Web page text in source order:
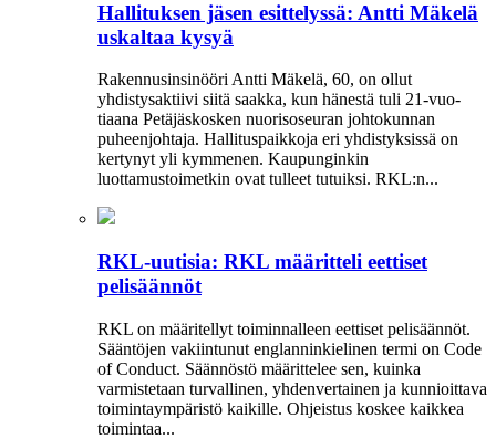
Hallituksen jäsen esittelyssä: Antti Mäkelä
uskaltaa kysyä
Rakennusinsinööri Antti Mäkelä, 60, on ollut
yhdistysaktiivi siitä saakka, kun hänestä tuli 21-vuo­
tiaana Petäjäskosken nuoriso­seuran johtokunnan
puheenjohtaja. Hallituspaikkoja eri yhdistyksissä on
kertynyt yli kymmenen. Kaupunginkin
luottamustoimetkin ovat tulleet tutuiksi. RKL:n...
RKL-uutisia: RKL määritteli eettiset
pelisäännöt
RKL on määritellyt toiminnalleen eettiset peli­säännöt.
Sääntöjen vakiintunut englanninkielinen termi on Code
of Conduct. Säännöstö määrittelee sen, kuinka
varmistetaan turvallinen, yhdenvertainen ja kun­nioittava
toimintaympäristö kaikille. Ohjeistus koskee kaikkea
toimintaa...